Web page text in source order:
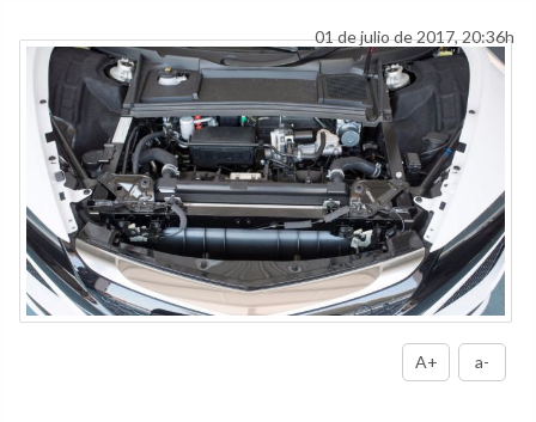
01 de julio de 2017, 20:36h
A+ a-